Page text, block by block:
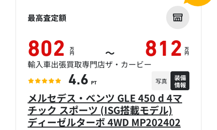
メルセデス・ベンツ GLE 450 d 4マ
チック スポーツ (ISG搭載モデル)
ディーゼルターボ 4WD MP202402
最高査定額
802 万
円 ～ 812 万
円
輸入車出張買取専門店ザ・カービー
4.6 PT 写真
装備
情報